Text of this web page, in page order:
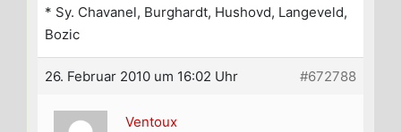
* Sy. Chavanel, Burghardt, Hushovd, Langeveld,
Bozic
26. Februar 2010 um 16:02 Uhr #672788
Ventoux